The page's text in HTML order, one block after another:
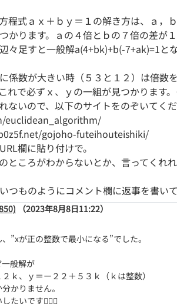
程式ａｘ＋ｂｙ＝１の解き方は、ａ，
かります。ａの４倍とｂの７倍の差が
々足すと一般解a(4+bk)+b(-7+ak)=1と
係数が大きい時（５３と１２）は倍
れで必ずｘ、ｙの一組が見つかります
ないので、以下のサイトをのぞいてくだ
euclidean_algorithm/
gojoho-futeihouteishiki/
欄に貼り付けで。
ところがわからないとか、言ってくれ
つものようにコメント欄に返事を書いて
（2023年8月8日11:22）
”xが正の整数で最小になる”でした。
般解が
ｋ、ｙ＝ー２２＋５３ｋ（ｋは整数）
かりません。
たいです🙇🏻‍♀️